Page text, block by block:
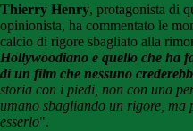
Thierry Henry, protagonista di
opinionista, ha commentato le
calcio di rigore sbagliato alla
Hollywoodiano e quello che ha
di un film che nessuno
storia con i piedi, non con una
umano sbagliando un rigore, ma
esserlo".